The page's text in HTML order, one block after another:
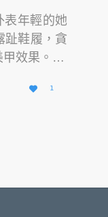
表年輕的她
趾鞋履，貪
甲效果。…

愛1